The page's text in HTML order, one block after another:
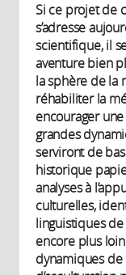
Si ce projet de
s’adresse
scientifique, il
aventure bien
la sphère de la
réhabiliter la
encourager
grandes
serviront de
historique
analyses à
culturelles,
linguistiques de
encore plus
dynamiques